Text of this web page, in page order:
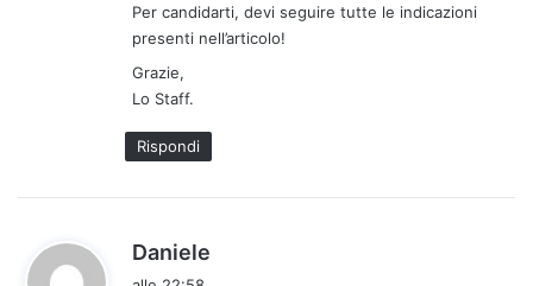
t
t
Per candidarti, devi seguire tutte le indicazioni
presenti nell’articolo!
Grazie,
Lo Staff.
Rispondi
Daniele